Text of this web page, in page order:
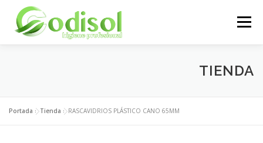
contenido
Menú
ÁREA CLIENTES CONTACTO
TIENDA
Portada »Tienda »RASCAVIDRIOS PLÁSTICO CANO 65MM